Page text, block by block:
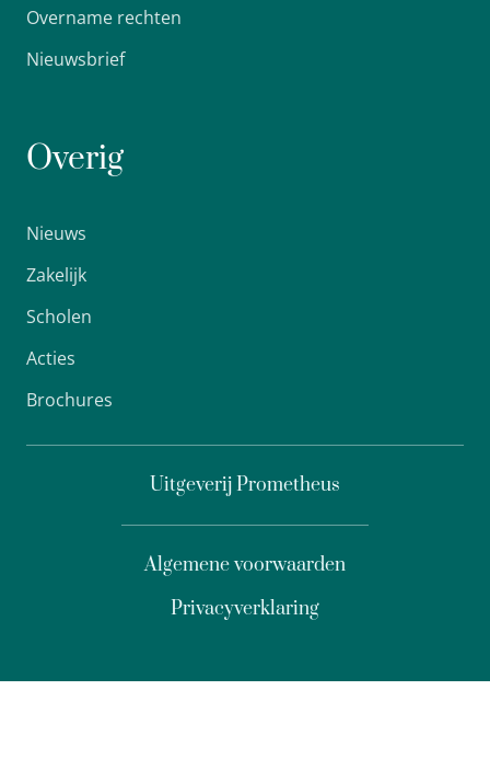
Overname rechten
Nieuwsbrief
Overig
Nieuws
Zakelijk
Scholen
Acties
Brochures
Uitgeverij Prometheus
Privacyverklaring
Algemene voorwaarden